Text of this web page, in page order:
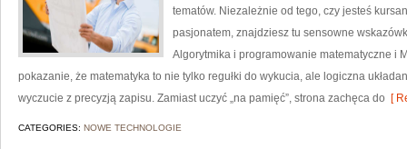
tematów. Niezależnie od tego, czy jesteś
pasjonatem, znajdziesz tu sensowne
Algorytmika i programowanie matematyczne i
pokazanie, że matematyka to nie tylko regułki do wykucia, ale logiczna
wyczucie z precyzją zapisu. Zamiast uczyć „na pamięć”, strona zachęca do [
CATEGORIES: NOWE TECHNOLOGIE